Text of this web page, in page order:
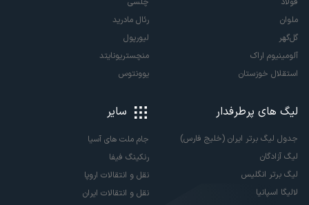
ملوان
گل‌گهر
آلومینیوم اراک
استقلال خوزستان
رئال مادرید
لیورپول
منچستریونایتد
یوونتوس
لیگ های پرطرفدار
جدول لیگ برتر ایران (خلیج فارس)
لیگ آزادگان
لیگ برتر انگلیس
لالیگا اسپانیا
سایر
جام ملت های آسیا
رنکینگ فیفا
نقل و انتقالات اروپا
نقل و انتقالات ایران